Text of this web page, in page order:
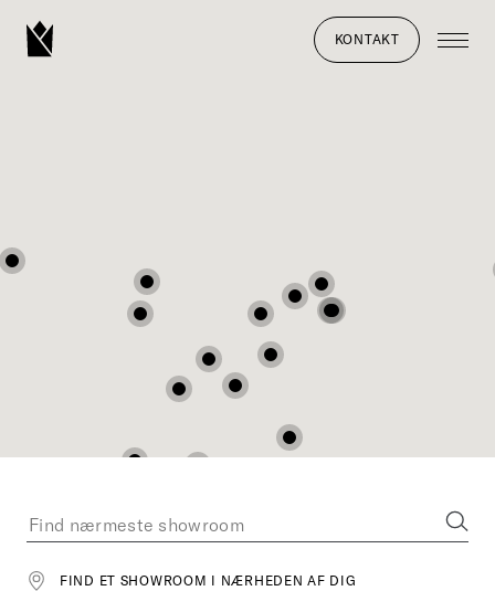
KONTAKT
FIND ET SHOWROOM I NÆRHEDEN AF DIG